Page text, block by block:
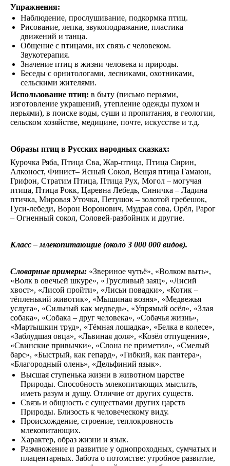
Упражнения:
Наблюдение, прослушивание, подкормка птиц.
Рисование, лепка, звукоподражание, пластика
движений и танца.
Общение с птицами, их связь с человеком.
Звукотерапия.
Значение птиц в жизни человека и природы.
Беседы с орнитологами, лесниками, охотниками,
сельскими жителями.
Использование птиц: в быту (письмо перьями,
изготовление украшений, утепление одежды пухом и
перьями), в поиске воды, суши и пропитания, в геологии,
сельском хозяйстве, медицине, почте, искусстве и т.д.
Образы птиц в Русских народных сказках:
Курочка Ряба, Птица Сва, Жар-птица, Птица Сирин,
Алконост, Финист– Ясный Сокол, Вещая птица Гамаюн,
Грифон, Стратим Птица, Птица Рух, Могол – могучая
птица, Птица Рокк, Царевна Лебедь, Синичка – Ладина
птичка, Мировая Уточка, Петушок – золотой гребешок,
Гуси-лебеди, Ворон Воронович, Мудрая сова, Орёл, Рарог
– Огненный сокол, Соловей-разбойник и другие.
Класс – млекопитающие (около 3 000 000 видов).
Словарные примеры: «Звериное чутьё», «Волком выть»,
«Волк в овечьей шкуре», «Трусливый заяц», «Лисий
хвост», «Лисой пройти», «Лисьи повадки», «Котик –
тёпленький животик», «Мышиная возня», «Медвежья
услуга», «Сильный как медведь», «Упрямый осёл», «Злая
собака», «Собака – друг человека», «Собачья жизнь»,
«Мартышкин труд», «Тёмная лошадка», «Белка в колесе»,
«Заблудшая овца», «Львиная доля», «Козёл отпущения»,
«Свинские привычки», «Слона не приметил», «Смелый
барс», «Быстрый, как гепард», «Гибкий, как пантера»,
«Благородный олень», «Дельфиний язык».
Высшая ступенька жизни в животном царстве
Природы. Способность млекопитающих мыслить,
иметь разум и душу. Отличие от других существ.
Связь и общность с существами других царств
Природы. Близость к человеческому виду.
Происхождение, строение, теплокровность
млекопитающих.
Характер, образ жизни и язык.
Размножение и развитие у однопроходных, сумчатых и
плацентарных. Забота о потомстве: утробное развитие,